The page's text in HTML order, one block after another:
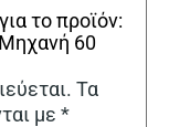
το προϊόν:
60
Τα
με *